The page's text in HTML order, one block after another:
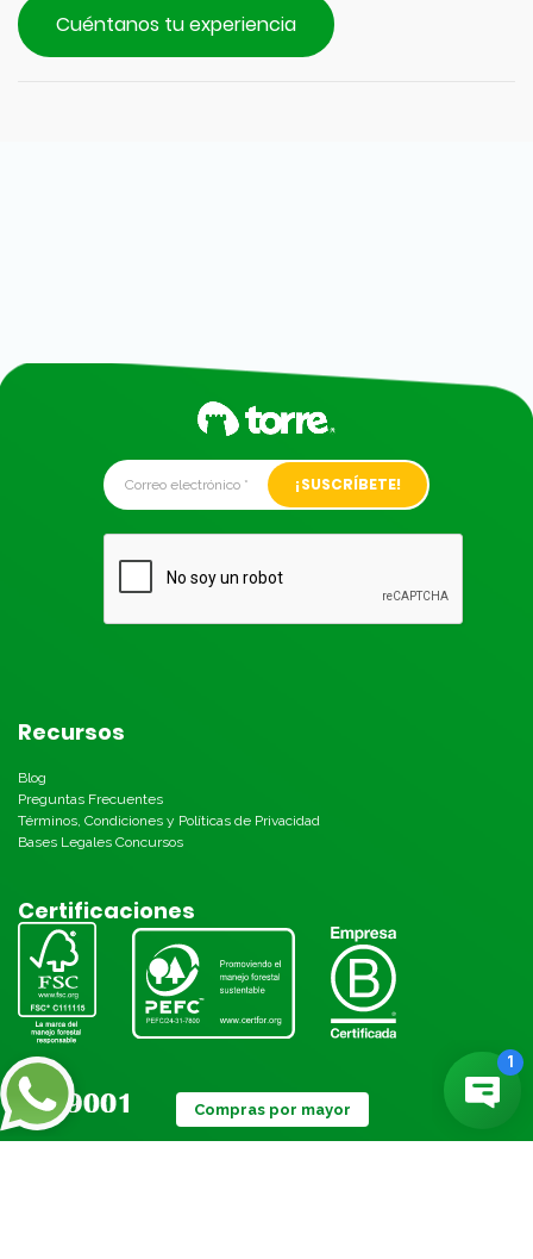
Cuéntanos tu experiencia
Alternative:
Recursos
Blog
Preguntas Frecuentes
Términos, Condiciones y Políticas de Privacidad
Bases Legales Concursos
Certificaciones
Compras por mayor